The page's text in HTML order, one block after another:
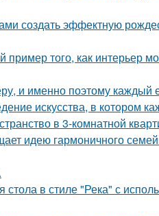
создать эффектную
пример того, как интерьер
и именно поэтому
искусства, в котором
в 3-комнатной
идею гармоничного
в стиле "Река" с